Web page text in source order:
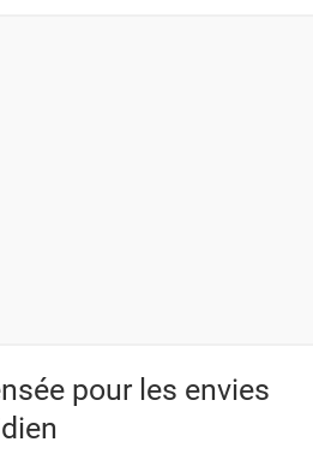
pour les envies